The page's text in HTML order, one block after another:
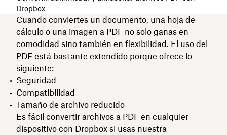
Dropbox
Cuando conviertes un documento, una hoja de
cálculo o una imagen a PDF no solo ganas en
comodidad sino también en flexibilidad. El uso del
PDF está bastante extendido porque ofrece lo
siguiente:
Seguridad
Compatibilidad
Tamaño de archivo reducido
Es fácil convertir archivos a PDF en cualquier
dispositivo con Dropbox si usas nuestra